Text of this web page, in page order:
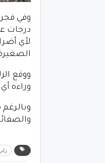
درجات
لأي
الصغيرة
وراءه